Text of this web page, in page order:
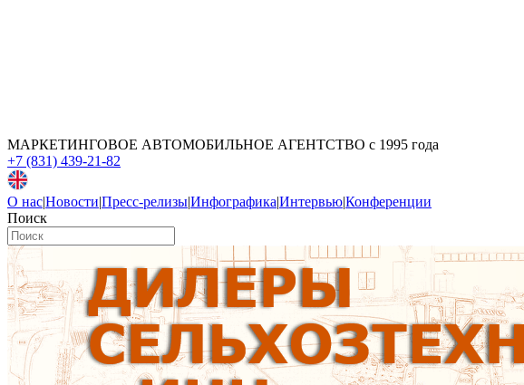
МАРКЕТИНГОВОЕ АВТОМОБИЛЬНОЕ АГЕНТСТВО с 1995 года
+7 (831) 439-21-82
О нас|Новости|Пресс-релизы|Инфографика|Интервью|Конференции
Поиск